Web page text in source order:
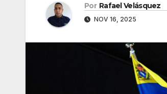
Por Rafael Velásquez
NOV 16, 2025